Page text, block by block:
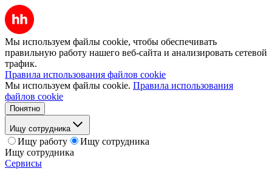
Мы используем файлы cookie, чтобы обеспечивать
правильную работу нашего веб-сайта и анализировать сетевой
трафик.
Правила использования файлов cookie
Мы используем файлы cookie. Правила использования
файлов cookie
Понятно
Ищу сотрудника
Ищу работу
Ищу сотрудника
Ищу сотрудника
Сервисы